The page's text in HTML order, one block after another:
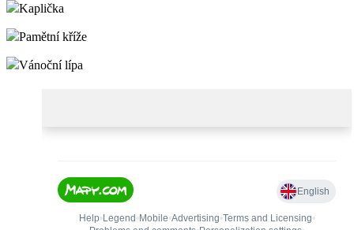
Kaplička
Pamětní kříže
Vánoční lípa